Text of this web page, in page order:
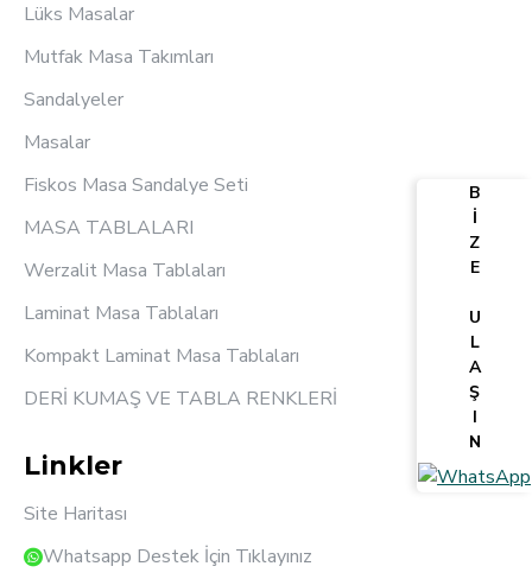
Lüks Masalar
Mutfak Masa Takımları
Sandalyeler
Masalar
Fiskos Masa Sandalye Seti
MASA TABLALARI
Werzalit Masa Tablaları
Laminat Masa Tablaları
Kompakt Laminat Masa Tablaları
DERİ KUMAŞ VE TABLA RENKLERİ
Linkler
Site Haritası
Whatsapp Destek İçin Tıklayınız
B
İ
Z
E
U
L
A
Ş
I
N